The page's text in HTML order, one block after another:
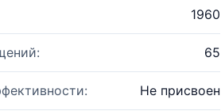
1960
65
Не присвоен